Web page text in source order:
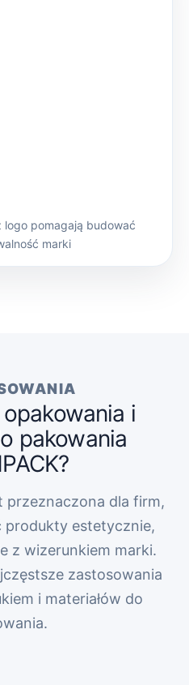
logo pomagają budować
marki
i
pakowania
przeznaczona dla firm,
produkty estetycznie,
z wizerunkiem marki.
zastosowania
i materiałów do